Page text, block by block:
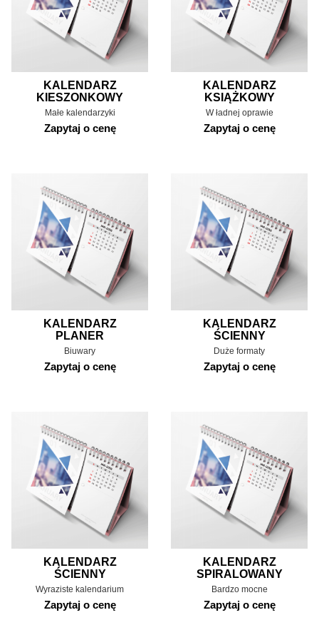
KALENDARZ
KIESZONKOWY
Małe kalendarzyki
Zapytaj o cenę
KALENDARZ
KSIĄŻKOWY
W ładnej oprawie
Zapytaj o cenę
KALENDARZ
PLANER
Biuwary
Zapytaj o cenę
KALENDARZ
ŚCIENNY
Duże formaty
Zapytaj o cenę
KALENDARZ
ŚCIENNY
Wyraziste kalendarium
Zapytaj o cenę
KALENDARZ
SPIRALOWANY
Bardzo mocne
Zapytaj o cenę